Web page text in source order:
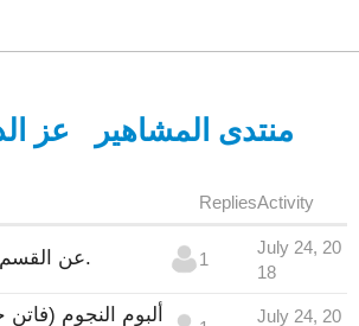
منتدى المشاهير عز
RepliesActivity
عن القسم عز الدين ذو الفقار. 1
July 24, 20
18
ألبوم النجوم
July 24, 20